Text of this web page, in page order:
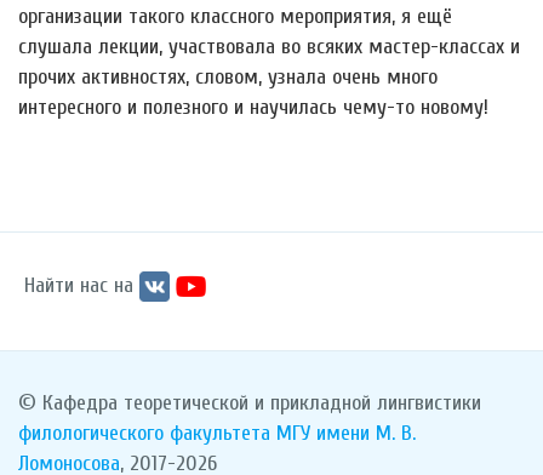
организации такого классного мероприятия, я ещё
слушала лекции, участвовала во всяких мастер-классах и
прочих активностях, словом, узнала очень много
интересного и полезного и научилась чему-то новому!
Найти нас на
© Кафедра теоретической и прикладной лингвистики
филологического факультета МГУ имени М. В.
Ломоносова, 2017-2026